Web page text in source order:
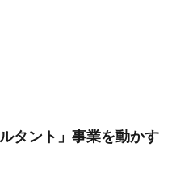
タント」事業を動かす